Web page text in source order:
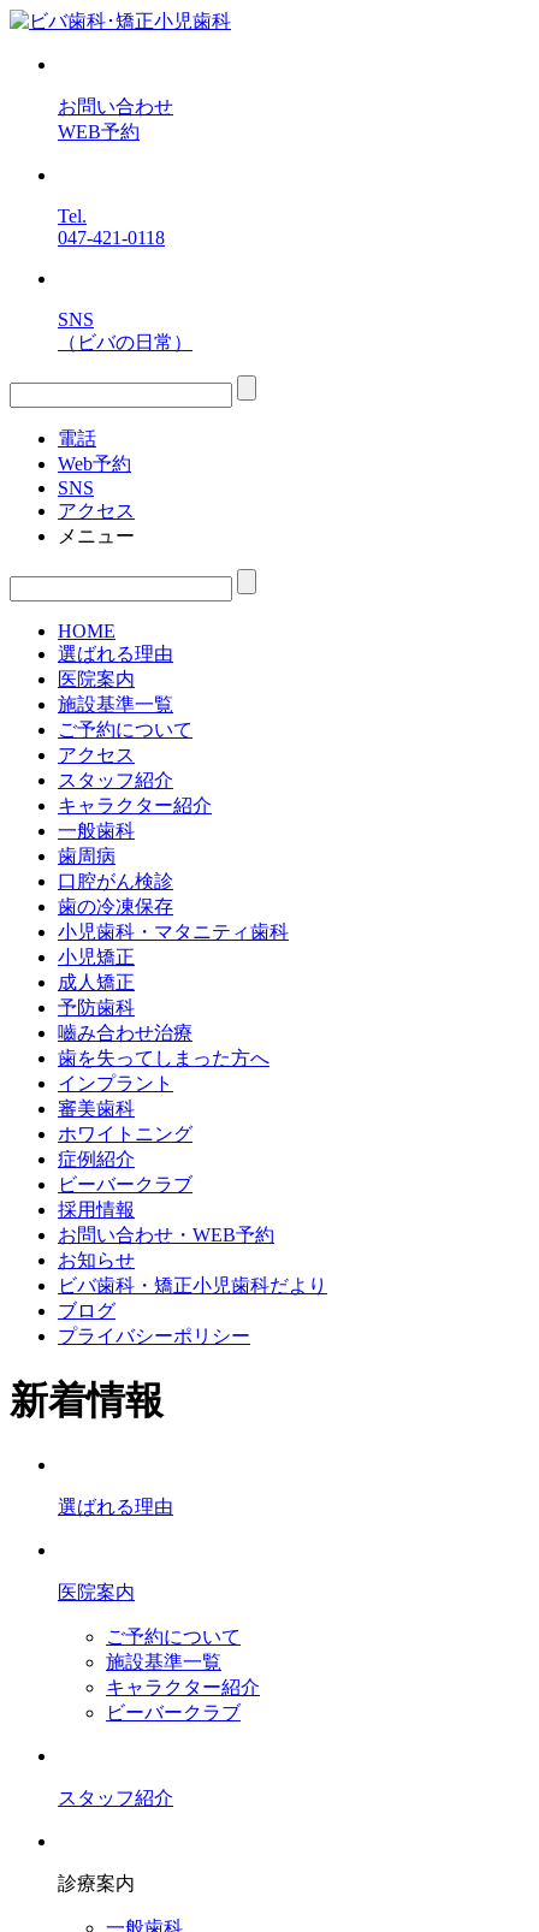
お問い合わせ
WEB予約
Tel.
047-421-0118
SNS
（ビバの日常）
電話
Web予約
SNS
アクセス
メニュー
HOME
選ばれる理由
医院案内
施設基準一覧
ご予約について
アクセス
スタッフ紹介
キャラクター紹介
一般歯科
歯周病
口腔がん検診
歯の冷凍保存
小児歯科・マタニティ歯科
小児矯正
成人矯正
予防歯科
嚙み合わせ治療
歯を失ってしまった方へ
インプラント
審美歯科
ホワイトニング
症例紹介
ビーバークラブ
採用情報
お問い合わせ・WEB予約
お知らせ
ビバ歯科・矯正小児歯科だより
ブログ
プライバシーポリシー
新着情報
選ばれる理由
医院案内
ご予約について
施設基準一覧
キャラクター紹介
ビーバークラブ
スタッフ紹介
診療案内
一般歯科